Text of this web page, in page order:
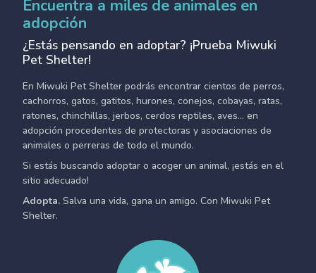
Encuentra a miles de animales en
adopción
¿Estás pensando en adoptar? ¡Prueba Miwuki
Pet Shelter!
En Miwuki Pet Shelter podrás encontrar cientos de perros,
cachorros, gatos, gatitos, hurones, conejos, cobayas, ratas,
ratones, chinchillas, jerbos, cerdos reptiles, aves... en
adopción procedentes de protectoras y asociaciones de
animales o perreras de todo el mundo.
Si estás buscando adoptar o acoger un animal, ¡estás en el
sitio adecuado!
Adopta. Salva una vida, gana un amigo. Con Miwuki Pet
Shelter.